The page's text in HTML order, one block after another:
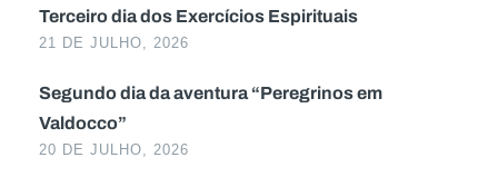
Terceiro dia dos Exercícios Espirituais
21 DE JULHO, 2026
Segundo dia da aventura “Peregrinos em
Valdocco”
20 DE JULHO, 2026